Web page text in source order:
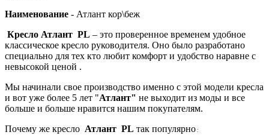
Наименование - Атлант кор\беж
Кресло Атлант PL – это проверенное временем удобное
классическое кресло руководителя. Оно было разработано
специально для тех кто любит комфорт и удобство наравне с
невысокой ценой .
Мы начинали свое производство именно с этой модели кресла
и вот уже более 5 лет "Атлант" не выходит из моды и все
больше и больше нравится нашим покупателям.
Почему же кресло Атлант PL так популярно :